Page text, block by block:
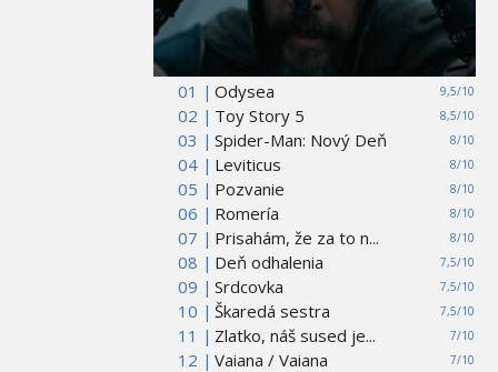
01 | 9,5/10
Odysea
02 |
8,5/10
Toy Story 5
03 |
8/10
Spider-Man: Nový Deň
04 |
8/10
Leviticus
05 |
8/10
Pozvanie
06 |
8/10
Romería
07 |
8/10
Prisahám, že za to n...
08 |
7,5/10
Deň odhalenia
09 |
7,5/10
Srdcovka
10 |
7,5/10
Škaredá sestra
11 |
7/10
Zlatko, náš sused je...
12 |
7/10
Vaiana / Vaiana